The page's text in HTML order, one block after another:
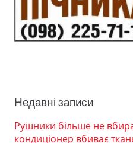
Недавні записи
Рушники більше не
кондиціонер вбиває